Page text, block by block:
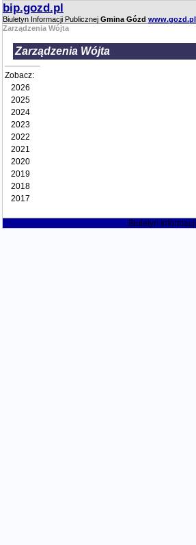
bip.gozd.pl
Biuletyn Informacji Publicznej Gmina Gózd www.gozd.pl
Zarządzenia Wójta
Zarządzenia Wójta
Zobacz:
2026
2025
2024
2023
2022
2021
2020
2019
2018
2017
Biuletyn